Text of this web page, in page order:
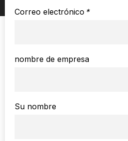
*
Correo electrónico
nombre de empresa
Su nombre